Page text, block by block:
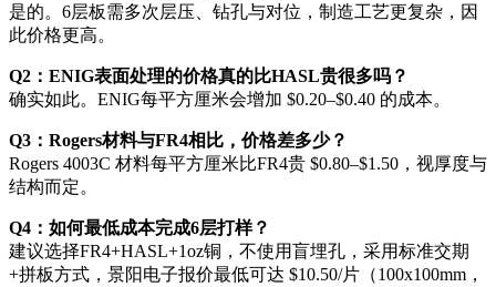
是的。6层板需多次层压、钻孔与对位，制造工艺更复杂，因
此价格更高。
Q2：ENIG表面处理的价格真的比HASL贵很多吗？
确实如此。ENIG每平方厘米会增加 $0.20–$0.40 的成本。
Q3：Rogers材料与FR4相比，价格差多少？
Rogers 4003C 材料每平方厘米比FR4贵 $0.80–$1.50，视厚度与
结构而定。
Q4：如何最低成本完成6层打样？
建议选择FR4+HASL+1oz铜，不使用盲埋孔，采用标准交期
+拼板方式，景阳电子报价最低可达 $10.50/片（100x100mm，